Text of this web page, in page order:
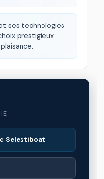
ses technologies
prestigieux
Selestiboat